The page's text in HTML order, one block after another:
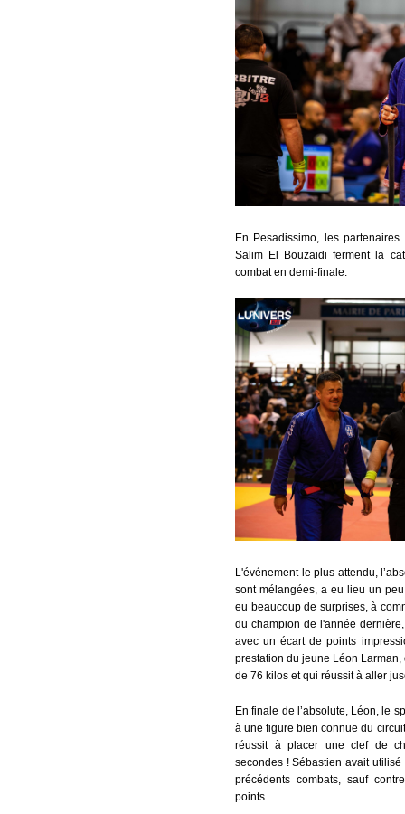
En Pesadissimo, les
Salim El Bouzaidi ferment la
combat en demi-finale.
L'événement le plus attendu,
sont mélangées, a eu lieu un
eu beaucoup de surprises, à
du champion de l'année
avec un écart de points
prestation du jeune Léon
de 76 kilos et qui réussit à aller
En finale de l’absolute, Léon, le
à une figure bien connue du
réussit à placer une clef de
secondes ! Sébastien avait
précédents combats, sauf
points.